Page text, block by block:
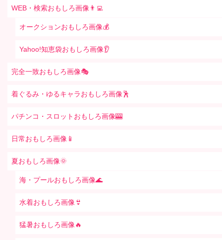
WEB・検索おもしろ画像👨‍💻
オークションおもしろ画像💰
Yahoo!知恵袋おもしろ画像👂
完全一致おもしろ画像🎭
着ぐるみ・ゆるキャラおもしろ画像🕺
パチンコ・スロットおもしろ画像🎰
日常おもしろ画像📱
夏おもしろ画像🌞
海・プールおもしろ画像🌊
水着おもしろ画像👙
猛暑おもしろ画像🔥